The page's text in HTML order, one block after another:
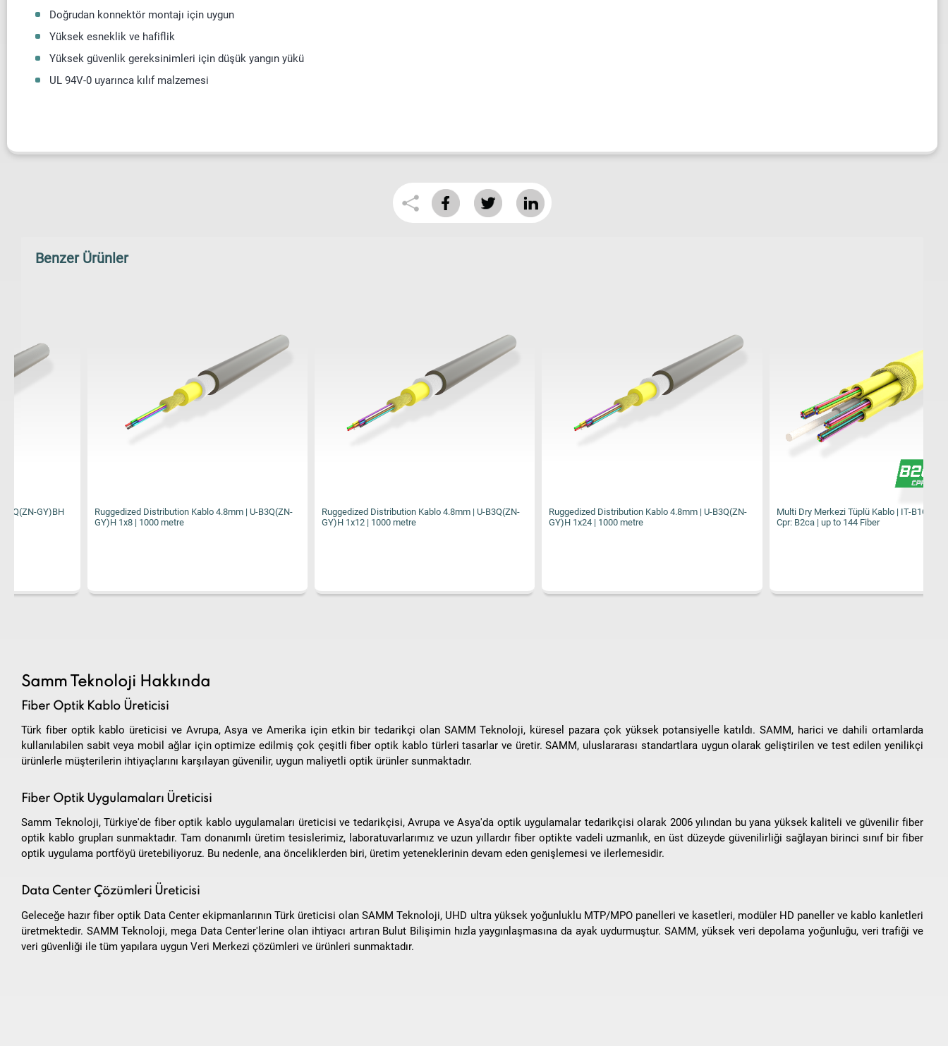
Doğrudan konnektör montajı için uygun
Yüksek esneklik ve hafiflik
Yüksek güvenlik gereksinimleri için düşük yangın yükü
UL 94V-0 uyarınca kılıf malzemesi
Benzer Ürünler
Ruggedized Distribution Kablo 4.8mm | U-B3Q(ZN-
GY)H 1x8 | 1000 metre
Ruggedized Distribution Kablo 4.8mm | U-B3Q(ZN-
GY)H 1x12 | 1000 metre
Ruggedized Distribution Kablo 4.8mm | U-B3Q(ZN-
GY)H 1x24 | 1000 metre
Multi Dry Merkezi Tüplü Kablo | IT-B1Q(ZN-AY)H |
Cpr: B2ca | up to 144 Fiber
Samm Teknoloji Hakkında
Fiber Optik Kablo Üreticisi
Türk fiber optik kablo üreticisi ve Avrupa, Asya ve Amerika için etkin bir tedarikçi olan SAMM Teknoloji, küresel pazara çok yüksek potansiyelle katıldı. SAMM, harici ve dahili ortamlarda
kullanılabilen sabit veya mobil ağlar için optimize edilmiş çok çeşitli fiber optik kablo türleri tasarlar ve üretir. SAMM, uluslararası standartlara uygun olarak geliştirilen ve test edilen yenilikçi
ürünlerle müşterilerin ihtiyaçlarını karşılayan güvenilir, uygun maliyetli optik ürünler sunmaktadır.
Fiber Optik Uygulamaları Üreticisi
Samm Teknoloji, Türkiye'de fiber optik kablo uygulamaları üreticisi ve tedarikçisi, Avrupa ve Asya'da optik uygulamalar tedarikçisi olarak 2006 yılından bu yana yüksek kaliteli ve güvenilir fiber
optik kablo grupları sunmaktadır. Tam donanımlı üretim tesislerimiz, laboratuvarlarımız ve uzun yıllardır fiber optikte vadeli uzmanlık, en üst düzeyde güvenilirliği sağlayan birinci sınıf bir fiber
optik uygulama portföyü üretebiliyoruz. Bu nedenle, ana önceliklerden biri, üretim yeteneklerinin devam eden genişlemesi ve ilerlemesidir.
Data Center Çözümleri Üreticisi
Geleceğe hazır fiber optik Data Center ekipmanlarının Türk üreticisi olan SAMM Teknoloji, UHD ultra yüksek yoğunluklu MTP/MPO panelleri ve kasetleri, modüler HD paneller ve kablo kanletleri
üretmektedir. SAMM Teknoloji, mega Data Center'lerine olan ihtiyacı artıran Bulut Bilişimin hızla yaygınlaşmasına da ayak uydurmuştur. SAMM, yüksek veri depolama yoğunluğu, veri trafiği ve
veri güvenliği ile tüm yapılara uygun Veri Merkezi çözümleri ve ürünleri sunmaktadır.